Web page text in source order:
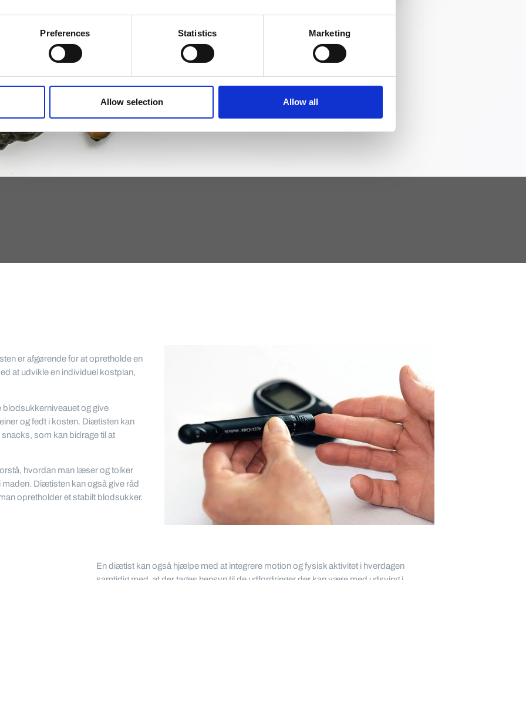
Preferences Statistics Marketing
Allow selection Allow all
er afgørende for at opretholde en
at udvikle en individuel kostplan,
og give
og fedt i kosten. Diætisten kan
som kan bidrage til at
hvordan man læser og tolker
Diætisten kan også give råd
opretholder et stabilt blodsukker.
En diætist kan også hjælpe med at integrere motion og fysisk aktivitet i hverdagen
samtidig med, at der tages hensyn til de udfordringer der kan være med udsving i